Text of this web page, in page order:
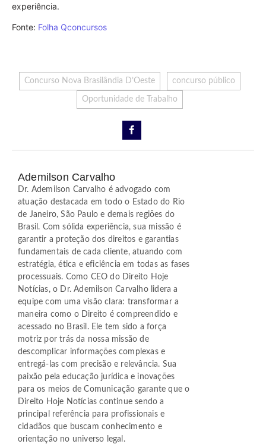
experiência.
Fonte: Folha Qconcursos
Concurso Nova Brasilândia D’Oeste concurso público
Oportunidade de Trabalho
Ademilson Carvalho
Dr. Ademilson Carvalho é advogado com
atuação destacada em todo o Estado do Rio
de Janeiro, São Paulo e demais regiões do
Brasil. Com sólida experiência, sua missão é
garantir a proteção dos direitos e garantias
fundamentais de cada cliente, atuando com
estratégia, ética e eficiência em todas as fases
processuais. Como CEO do Direito Hoje
Notícias, o Dr. Ademilson Carvalho lidera a
equipe com uma visão clara: transformar a
maneira como o Direito é compreendido e
acessado no Brasil. Ele tem sido a força
motriz por trás da nossa missão de
descomplicar informações complexas e
entregá-las com precisão e relevância. Sua
paixão pela educação jurídica e inovações
para os meios de Comunicação garante que o
Direito Hoje Notícias continue sendo a
principal referência para profissionais e
cidadãos que buscam conhecimento e
orientação no universo legal.